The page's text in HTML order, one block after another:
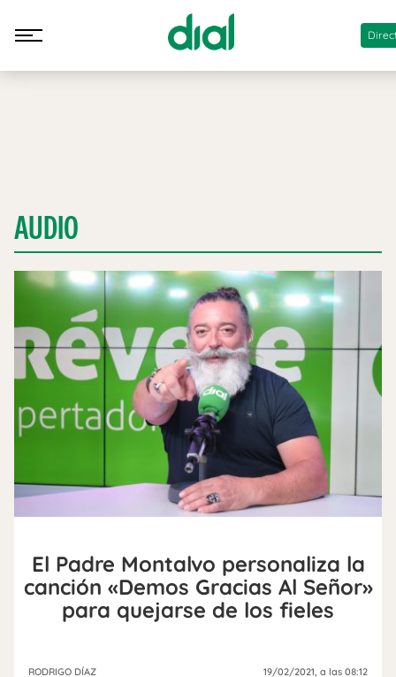
AUDIO
El Padre Montalvo personaliza la
canción «Demos Gracias Al Señor»
para quejarse de los fieles
RODRIGO DÍAZ 19/02/2021 , a las 08:12